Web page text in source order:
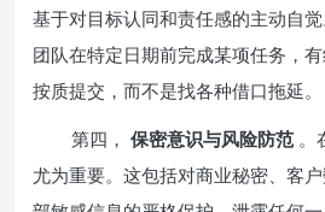
基于对目标认同和责任感的主动自
团队在特定日期前完成某项任务，
按质提交，而不是找各种借口拖延。
第四， 保密意识与风险防范 。
尤为重要。这包括对商业秘密、客